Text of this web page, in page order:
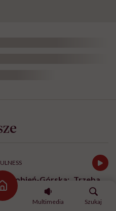
Strona główna
Multimedia
Szukaj
Sobień-Górska: „Trzeba
uważać, komu oddajemy
wrażliwość, pieniądze i